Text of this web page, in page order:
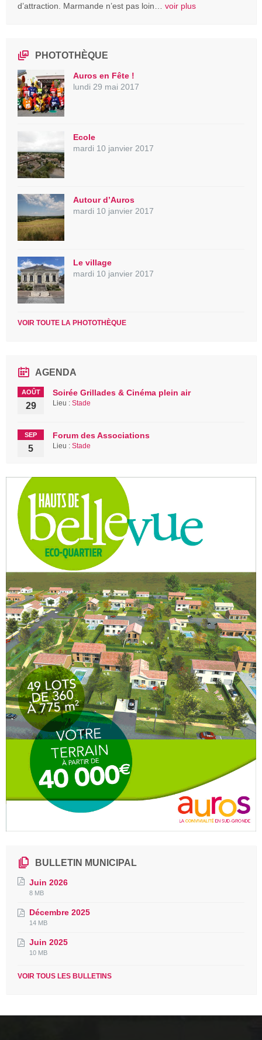
d’attraction. Marmande n’est pas loin… voir plus
PHOTOTHÈQUE
Auros en Fête !
lundi 29 mai 2017
Ecole
mardi 10 janvier 2017
Autour d’Auros
mardi 10 janvier 2017
Le village
mardi 10 janvier 2017
VOIR TOUTE LA PHOTOTHÈQUE
AGENDA
AOÛT
29
Soirée Grillades & Cinéma plein air
Lieu : Stade
SEP
5
Forum des Associations
Lieu : Stade
BULLETIN MUNICIPAL
Juin 2026
File
pdf
File
8 MB
Décembre 2025
File
pdf
File
14 MB
Juin 2025
File
pdf
File
10 MB
VOIR TOUS LES BULLETINS